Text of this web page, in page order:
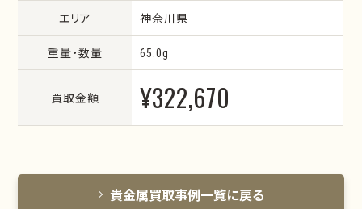
エリア 神奈川県
重量・数量 65.0g
買取金額 ¥322,670
貴金属買取事例一覧に戻る